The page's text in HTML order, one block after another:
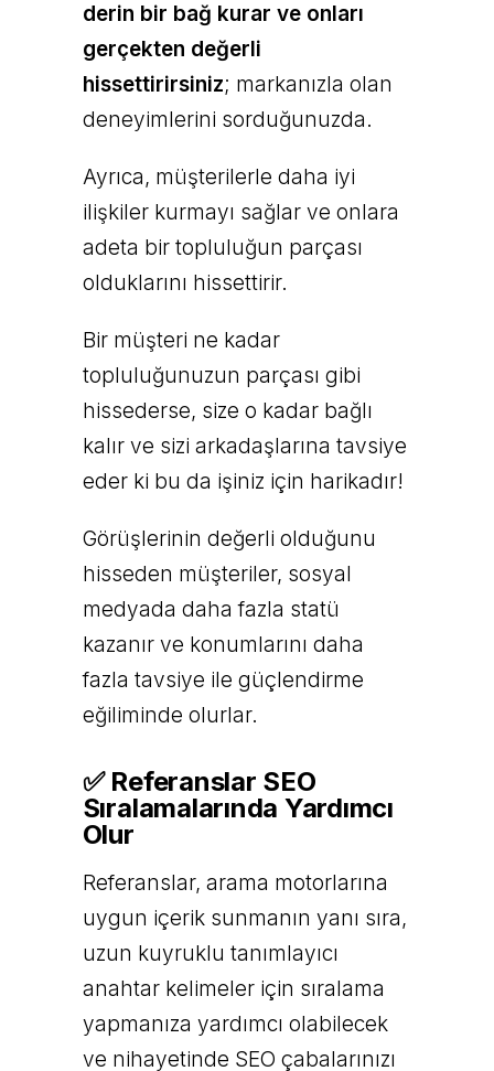
derin bir bağ kurar ve onları
gerçekten değerli
hissettirirsiniz; markanızla olan
deneyimlerini sorduğunuzda.
Ayrıca, müşterilerle daha iyi
ilişkiler kurmayı sağlar ve onlara
adeta bir topluluğun parçası
olduklarını hissettirir.
Bir müşteri ne kadar
topluluğunuzun parçası gibi
hissederse, size o kadar bağlı
kalır ve sizi arkadaşlarına tavsiye
eder ki bu da işiniz için harikadır!
Görüşlerinin değerli olduğunu
hisseden müşteriler, sosyal
medyada daha fazla statü
kazanır ve konumlarını daha
fazla tavsiye ile güçlendirme
eğiliminde olurlar.
✅ Referanslar SEO
Sıralamalarında Yardımcı
Olur
Referanslar, arama motorlarına
uygun içerik sunmanın yanı sıra,
uzun kuyruklu tanımlayıcı
anahtar kelimeler için sıralama
yapmanıza yardımcı olabilecek
ve nihayetinde SEO çabalarınızı